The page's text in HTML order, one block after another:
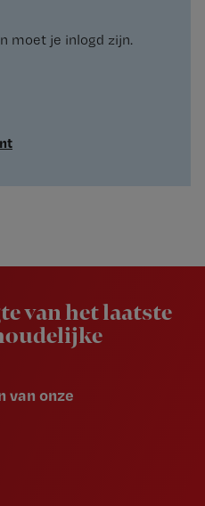
moet je inlogd zijn.
van het laatste
van onze